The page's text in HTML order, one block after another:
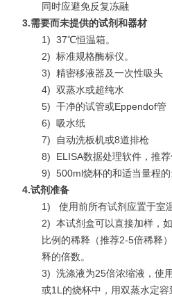
同时应避免反复冻融
3.需要而未提供的试剂和器材
1) 37℃恒温箱。
2) 标准规格酶标仪。
3) 精密移液器及一次性吸头
4) 双蒸水或超纯水
5) 干净的试管或Eppendof管
6) 吸水纸
7)
自动洗板机或8道排枪
8)
ELISA数据处理软件，推
9) 500ml烧杯的和适当量程
4.试剂准备
1)
使用前所有试剂应置于室
2) 本试剂盒可以直接加样，
比例的稀释（推荐2-5倍稀释
释的倍数。
3) 洗涤液为25倍浓缩液，使
或1L的烧杯中，用双蒸水定容